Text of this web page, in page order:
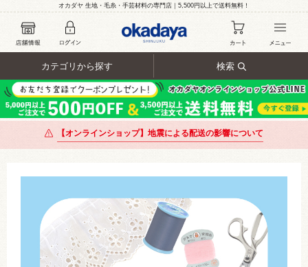
オカダヤ 生地・毛糸・手芸材料の専門店｜5,500円以上で送料無料！
カテゴリから探す 検索
【オンラインショップ】地震による配送の影響について